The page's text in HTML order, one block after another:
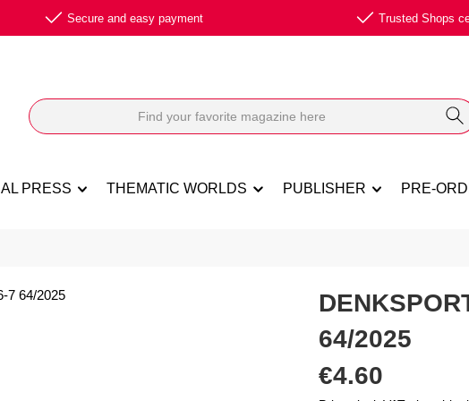
Secure and easy payment Trusted Shops
PRESS THEMATIC WORLDS PUBLISHER PRE-
64/2025
Regular price:
€4.60